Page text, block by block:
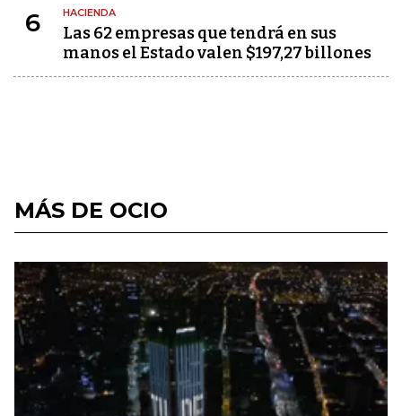
6 HACIENDA
Las 62 empresas que tendrá en sus
manos el Estado valen $197,27 billones
MÁS DE OCIO